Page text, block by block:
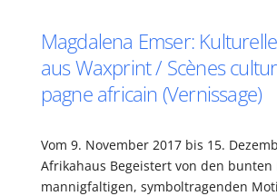
Magdalena Emser:
aus Waxprint / Scènes
pagne africain (Vernissage)
Vom 9. November 2017 bis 15.
Afrikahaus Begeistert von den bunten
mannigfaltigen, symboltragenden